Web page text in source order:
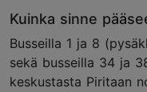
Kuinka sinne
Busseilla 1 ja 8
sekä busseilla 34 ja
keskustasta Piritaan